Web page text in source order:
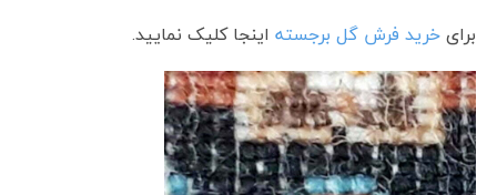
برایخرید فرش گل برجستهاینجا کلیک نمایید.